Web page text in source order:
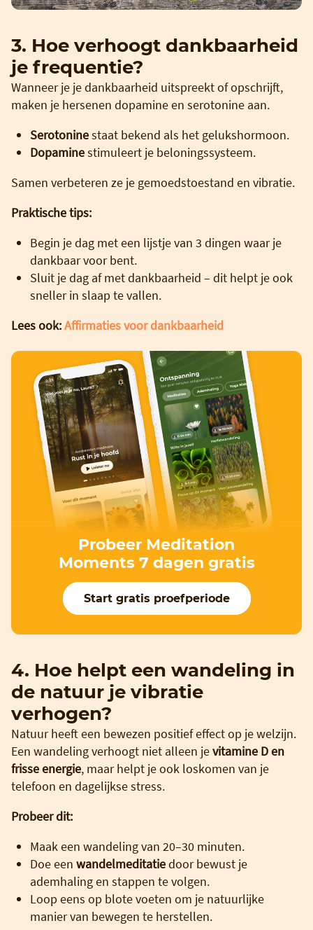
3. Hoe verhoogt dankbaarheid
je frequentie?
Wanneer je je dankbaarheid uitspreekt of opschrijft,
maken je hersenen dopamine en serotonine aan.
Serotoninestaat bekend als het gelukshormoon.
Dopaminestimuleert je beloningssysteem.
Samen verbeteren ze je gemoedstoestand en vibratie.
Praktische tips:
Begin je dag met een lijstje van 3 dingen waar je
dankbaar voor bent.
Sluit je dag af met dankbaarheid – dit helpt je ook
sneller in slaap te vallen.
Lees ook:Affirmaties voor dankbaarheid
Probeer Meditation
Moments 7 dagen gratis
Start gratis proefperiode
4. Hoe helpt een wandeling in
de natuur je vibratie
verhogen?
Natuur heeft een bewezen positief effect op je welzijn.
Een wandeling verhoogt niet alleen jevitamine D en
frisse energie, maar helpt je ook loskomen van je
telefoon en dagelijkse stress.
Probeer dit:
Maak een wandeling van 20–30 minuten.
Doe een wandelmeditatiedoor bewust je
ademhaling en stappen te volgen.
Loop eens op blote voeten om je natuurlijke
manier van bewegen te herstellen.